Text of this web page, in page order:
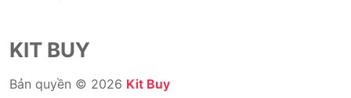
KIT BUY
Bản quyền © 2026 Kit Buy